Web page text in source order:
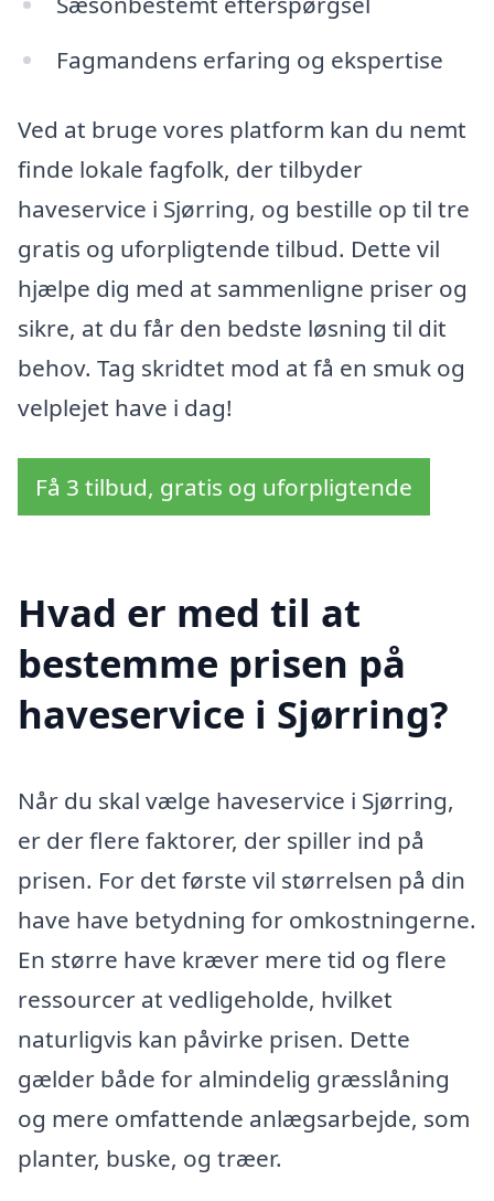
Fagmandens erfaring og ekspertise
Ved at bruge vores platform kan du nemt
finde lokale fagfolk, der tilbyder
haveservice i Sjørring, og bestille op til tre
gratis og uforpligtende tilbud. Dette vil
hjælpe dig med at sammenligne priser og
sikre, at du får den bedste løsning til dit
behov. Tag skridtet mod at få en smuk og
velplejet have i dag!
Få 3 tilbud, gratis og uforpligtende
Hvad er med til at
bestemme prisen på
haveservice i Sjørring?
Når du skal vælge haveservice i Sjørring,
er der flere faktorer, der spiller ind på
prisen. For det første vil størrelsen på din
have have betydning for omkostningerne.
En større have kræver mere tid og flere
ressourcer at vedligeholde, hvilket
naturligvis kan påvirke prisen. Dette
gælder både for almindelig græsslåning
og mere omfattende anlægsarbejde, som
planter, buske, og træer.